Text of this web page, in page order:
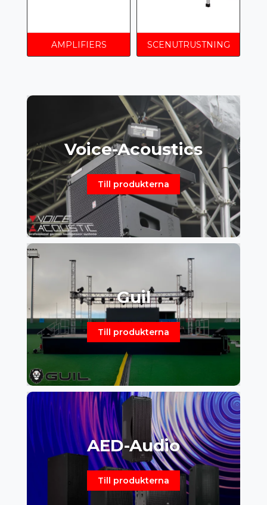
AMPLIFIERS SCENUTRUSTNING
Voice-Acoustics
Till produkterna
Guil
Till produkterna
AED-Audio
Till produkterna